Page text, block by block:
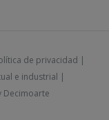
de privacidad |
e industrial |
Decimoarte